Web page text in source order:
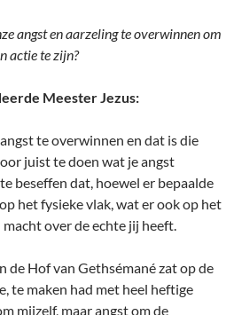
angst en aarzeling te overwinnen om
actie te zijn?
Meester Jezus:
te overwinnen en dat is die
juist te doen wat je angst
beseffen dat, hoewel er bepaalde
het fysieke vlak, wat er ook op het
over de echte jij heeft.
de Hof van Gethsémané zat op de
te maken had met heel heftige
mijzelf, maar angst om de